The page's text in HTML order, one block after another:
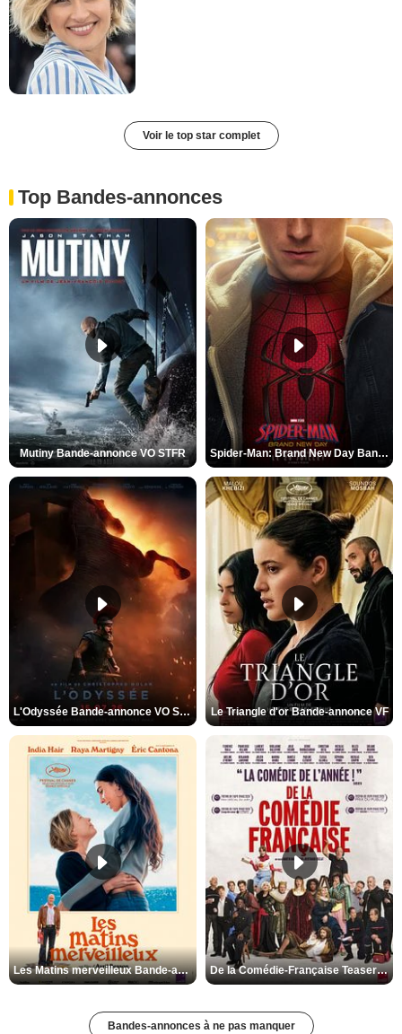
Voir le top star complet
Top Bandes-annonces
Mutiny Bande-annonce VO STFR Spider-Man: Brand New Day Bande-annonce VO STFR
L'Odyssée Bande-annonce VO STFR Le Triangle d'or Bande-annonce VF
Les Matins merveilleux Bande-annonce VF De la Comédie-Française Teaser VF
Bandes-annonces à ne pas manquer